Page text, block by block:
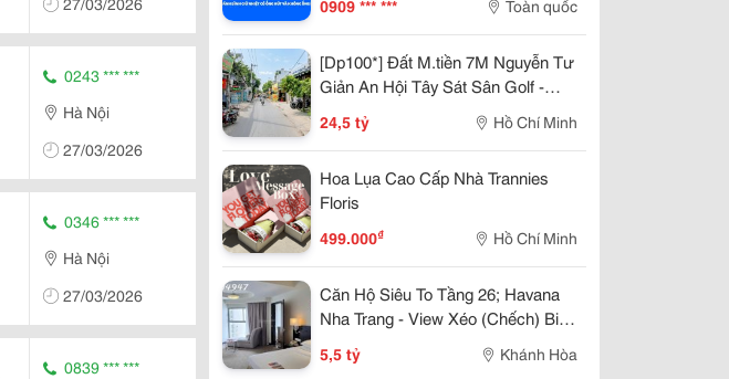
0243 *** ***
Hà Nội
27/03/2026
0346 *** ***
Hà Nội
27/03/2026
0839 *** ***
0909 *** *** Toàn quốc
[Dp100*] Đất M.tiền 7M Nguyễn Tư
Giản An Hội Tây Sát Sân Golf -
24,5 tỷ Hồ Chí Minh
Hoa Lụa Cao Cấp Nhà Trannies
Floris
499.000₫ Hồ Chí Minh
Căn Hộ Siêu To Tầng 26; Havana
Nha Trang - View Xéo (Chếch) Biển
Trần Phú Thuê 25Tr/Tháng 5,5 Tỷ
5,5 tỷ Khánh Hòa